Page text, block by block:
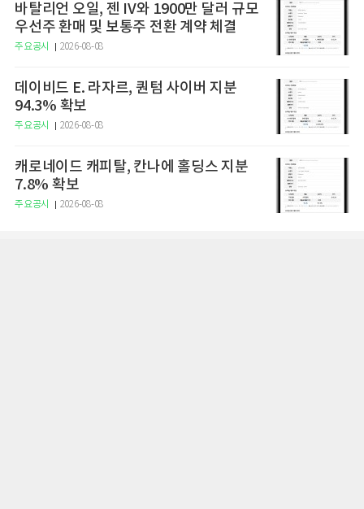
바탈리언 오일, 젠 IV와 1900만 달러 규모
우선주 환매 및 보통주 전환 계약 체결
주요공시 2026-08-08
데이비드 E. 라자르, 퀀텀 사이버 지분
94.3% 확보
주요공시 2026-08-08
캐로네이드 캐피탈, 칸나에 홀딩스 지분
7.8% 확보
주요공시 2026-08-08